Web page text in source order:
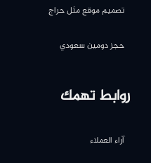
تصميم موقع مثل حراج
حجز دومين سعودي
روابط تهمك
آراء العملاء